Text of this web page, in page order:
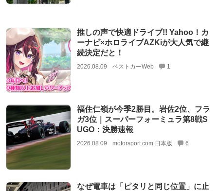
推しの声で快適ドライブ!! Yahoo！カ
ーナビ×ホロライブAZKiが大人気で継
続決定だと！
2026.08.09 ベストカーWeb 1
福住仁嶺が今季2勝目。岩佐2位、フラ
ガ3位｜スーパーフォーミュラ第8戦S
UGO：決勝速報
2026.08.09 motorsport.com 日本版 6
なぜ電車は「ピタリと同じ位置」に止